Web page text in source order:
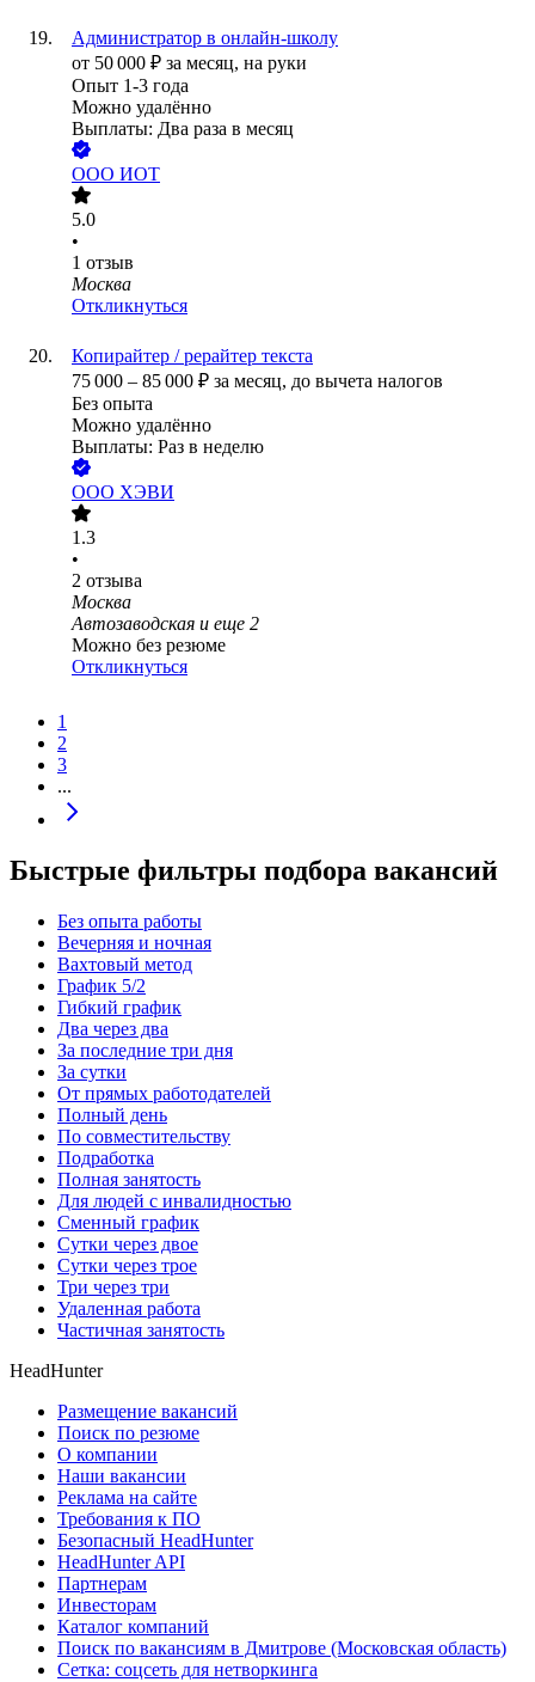
Администратор в онлайн-школу
от 50 000 ₽ за месяц, на руки
Опыт 1-3 года
Можно удалённо
Выплаты: Два раза в месяц
ООО ИОТ
5.0
•
1 отзыв
Москва
Откликнуться
Копирайтер / рерайтер текста
75 000 – 85 000 ₽ за месяц, до вычета налогов
Без опыта
Можно удалённо
Выплаты: Раз в неделю
ООО ХЭВИ
1.3
•
2 отзыва
Москва
Автозаводская и еще 2
Можно без резюме
Откликнуться
1
2
3
...
Быстрые фильтры подбора вакансий
Без опыта работы
Вечерняя и ночная
Вахтовый метод
График 5/2
Гибкий график
Два через два
За последние три дня
За сутки
От прямых работодателей
Полный день
По совместительству
Подработка
Полная занятость
Для людей с инвалидностью
Сменный график
Сутки через двое
Сутки через трое
Три через три
Удаленная работа
Частичная занятость
HeadHunter
Размещение вакансий
Поиск по резюме
О компании
Наши вакансии
Реклама на сайте
Требования к ПО
Безопасный HeadHunter
HeadHunter API
Партнерам
Инвесторам
Каталог компаний
Поиск по вакансиям в Дмитрове (Московская область)
Сетка: соцсеть для нетворкинга